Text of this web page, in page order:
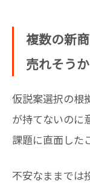
複数の新
売れそう
仮説案選択の根
が持てないのに
課題に直面した
不安なままでは